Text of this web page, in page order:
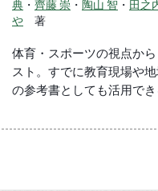
典 ・ 齊藤 崇 ・ 陶山 智 ・ 田之
や 著
体育・スポーツの視点か
スト。すでに教育現場や
の参考書としても活用でき